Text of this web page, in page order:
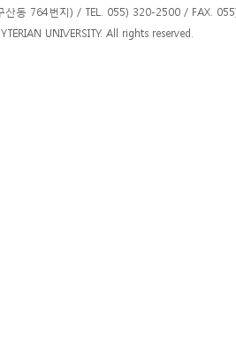
산동 764번지) / TEL. 055) 320-2500 / FAX.
UNIVERSITY. All rights reserved.